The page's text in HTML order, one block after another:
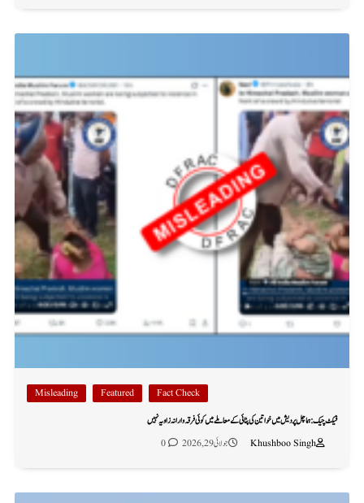
Fact Check
Featured
Misleading
فیکٹ چیک: ہماچل پردیش میں خواتین کی پٹائی کے معاملے میں کوئی فرقہ وارانہ زاویہ نہیں
Khushboo Singh
جولائی 29, 2026 0